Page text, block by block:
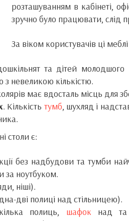
розташуванням в кабінеті,
зручно було працювати, слід
За віком користувачів ці
та дітей молодшого
невеликою кількістю.
має вдосталь місць для
. Кількість тумб, шухляд і
столи є:
без надбудови та тумби
за ноутбуком.
ніші).
дві полиці над стільницею).
полиць, шафок над та